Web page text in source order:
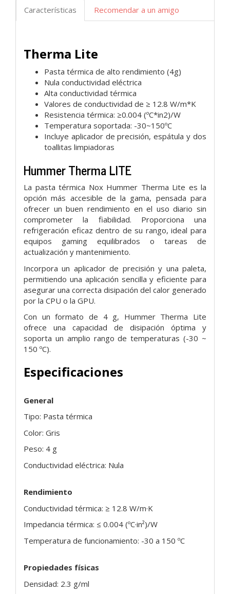
Características Recomendar a un amigo
Therma Lite
Pasta térmica de alto rendimiento (4g)
Nula conductividad eléctrica
Alta conductividad térmica
Valores de conductividad de ≥ 12.8 W/m*K
Resistencia térmica: ≥0.004 (ºC*in2)/W
Temperatura soportada: -30~150ºC
Incluye aplicador de precisión, espátula y dos
toallitas limpiadoras
Hummer Therma LITE
La pasta térmica Nox Hummer Therma Lite es la
opción más accesible de la gama, pensada para
ofrecer un buen rendimiento en el uso diario sin
comprometer la fiabilidad. Proporciona una
refrigeración eficaz dentro de su rango, ideal para
equipos gaming equilibrados o tareas de
actualización y mantenimiento.
Incorpora un aplicador de precisión y una paleta,
permitiendo una aplicación sencilla y eficiente para
asegurar una correcta disipación del calor generado
por la CPU o la GPU.
Con un formato de 4 g, Hummer Therma Lite
ofrece una capacidad de disipación óptima y
soporta un amplio rango de temperaturas (-30 ~
150 ºC).
Especificaciones
General
Tipo: Pasta térmica
Color: Gris
Peso: 4 g
Conductividad eléctrica: Nula
Rendimiento
Conductividad térmica: ≥ 12.8 W/m·K
Impedancia térmica: ≤ 0.004 (ºC·in²)/W
Temperatura de funcionamiento: -30 a 150 ºC
Propiedades físicas
Densidad: 2.3 g/ml